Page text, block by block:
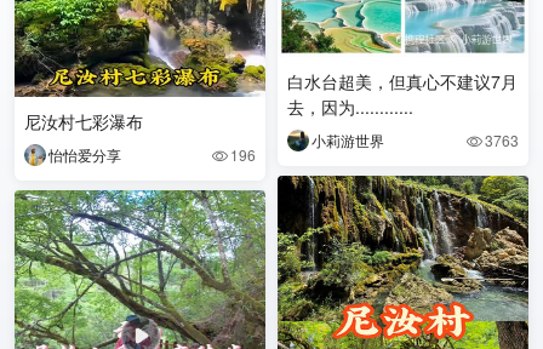
尼汝村七彩瀑布
怡怡爱分享  196
白水台超美，但真心不建议7月
去，因为............
小莉游世界 3763